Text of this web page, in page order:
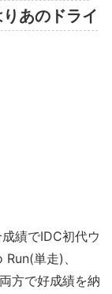
あのドライ
績でIDC初代ウ
単走)、
方で好成績を納